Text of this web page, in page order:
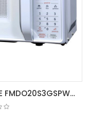
MICROONDAS FRIGIDAIRE FMDO20S3GSPW BLANCO